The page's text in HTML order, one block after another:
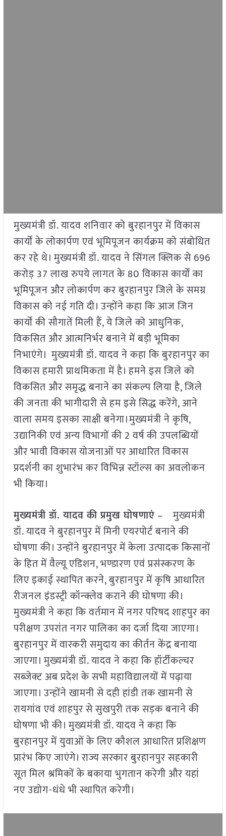
मुख्यमंत्री डॉ. यादव शनिवार को बुरहानपुर में विकास
कार्यों के लोकार्पण एवं भूमिपूजन कार्यक्रम को संबोधित
कर रहे थे। मुख्यमंत्री डॉ. यादव ने सिंगल क्लिक से 696
करोड़ 37 लाख रुपये लागत के 80 विकास कार्यों का
भूमिपूजन और लोकार्पण कर बुरहानपुर जिले के समग्र
विकास को नई गति दी। उन्होंने कहा कि आज जिन
कार्यों की सौगातें मिली हैं, ये जिले को आधुनिक,
विकसित और आत्मनिर्भर बनाने में बड़ी भूमिका
निभाएंगे। मुख्यमंत्री डॉ. यादव ने कहा कि बुरहानपुर का
विकास हमारी प्राथमिकता में है। हमने इस जिले को
विकसित और समृद्ध बनाने का संकल्प लिया है, जिले
की जनता की भागीदारी से हम इसे सिद्ध करेंगे, आने
वाला समय इसका साक्षी बनेगा।मुख्यमंत्री ने कृषि,
उद्यानिकी एवं अन्य विभागों की 2 वर्ष की उपलब्धियों
और भावी विकास योजनाओं पर आधारित विकास
प्रदर्शनी का शुभारंभ कर विभिन्न स्टॉल्स का अवलोकन
भी किया।
मुख्यमंत्री डॉ. यादव की प्रमुख घोषणाएं – मुख्यमंत्री
डॉ. यादव ने बुरहानपुर में मिनी एयरपोर्ट बनाने की
घोषणा की। उन्होंने बुरहानपुर में केला उत्पादक किसानों
के हित में वैल्यू एडिशन, भण्डारण एवं प्रसंस्करण के
लिए इकाई स्थापित करने, बुरहानपुर में कृषि आधारित
रीजनल इंडस्ट्री कॉन्क्लेव कराने की घोषणा की।
मुख्यमंत्री ने कहा कि वर्तमान में नगर परिषद शाहपुर का
परीक्षण उपरांत नगर पालिका का दर्जा दिया जाएगा।
बुरहानपुर में वारकरी समुदाय का कीर्तन केंद्र बनाया
जाएगा। मुख्यमंत्री डॉ. यादव ने कहा कि हॉर्टीकल्चर
सब्जेक्ट अब प्रदेश के सभी महाविद्यालयों में पढ़ाया
जाएगा। उन्होंने खामनी से दही हांडी तक खामनी से
रायगांव एवं शाहपुर से सुखपुरी तक सड़क बनाने की
घोषणा भी की। मुख्यमंत्री डॉ. यादव ने कहा कि
बुरहानपुर में युवाओं के लिए कौशल आधारित प्रशिक्षण
प्रारंभ किए जाएंगे। राज्य सरकार बुरहानपुर सहकारी
सूत मिल श्रमिकों के बकाया भुगतान करेगी और यहां
नए उद्योग-धंधे भी स्थापित करेगी।